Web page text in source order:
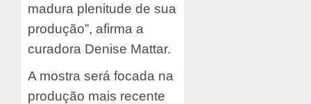
madura plenitude de sua
produção”, afirma a
curadora Denise Mattar.
A mostra será focada na
produção mais recente